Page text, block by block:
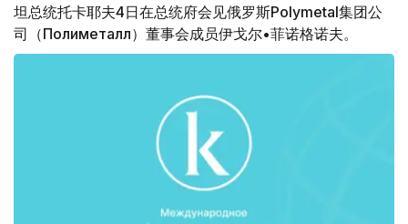
坦总统托卡耶夫4日在总统府会见俄罗斯Polymetal集团公
司（Полиметалл）董事会成员伊戈尔•菲诺格诺夫。